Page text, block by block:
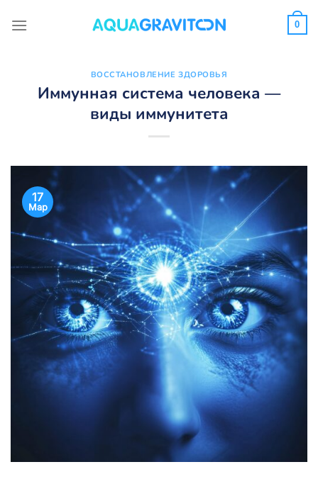
0
ВОССТАНОВЛЕНИЕ ЗДОРОВЬЯ
Иммунная система человека —
виды иммунитета
17
Мар